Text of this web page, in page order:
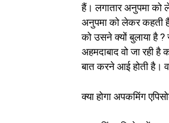
हैं। लगातार अनुपमा को
अनुपमा को लेकर कहती है
को उसने क्यों बुलाया है
अहमदाबाद वो जा रही
बात करने आई होती है।
क्या होगा अपकमिंग